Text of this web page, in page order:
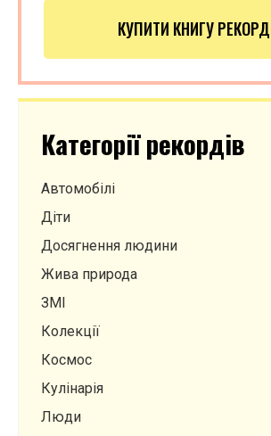
КУПИТИ КНИГУ
Категорії рекордів
Автомобілі
Діти
Досягнення людини
Жива природа
ЗМІ
Колекції
Космос
Кулінарія
Люди